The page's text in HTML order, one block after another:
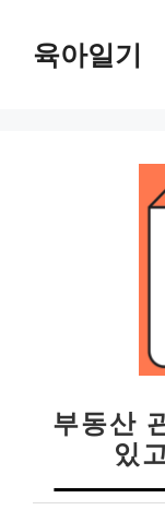
육아일기
부동산
있